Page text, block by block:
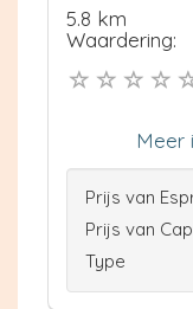
5.8 km
Waardering:
Meer
Prijs van
Prijs van
Type